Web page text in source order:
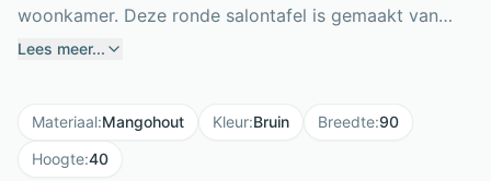
woonkamer. Deze ronde salontafel is gemaakt van
mangohout en heeft een praktische afmeting van
olijfbruine kleur geeft de tafel een rijke, eigentijdse
uitstraling die prachtig past bij landelijke en moderne
Lees meer...
Materiaal:Mangohout Kleur:Bruin Breedte:90
Hoogte:40